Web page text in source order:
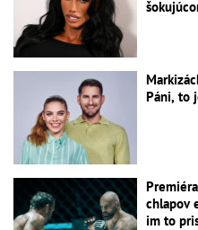
Páni, to
chlapov
im to